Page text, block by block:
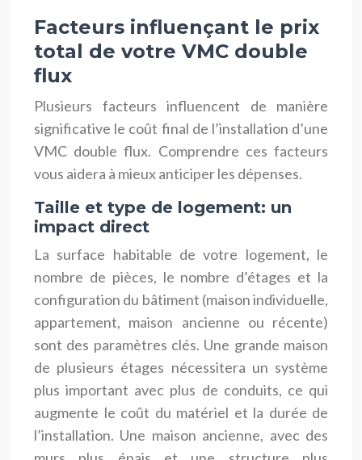
Facteurs influençant le prix
total de votre VMC double
flux
Plusieurs facteurs influencent de manière
significative le coût final de l’installation d’une
VMC double flux. Comprendre ces facteurs
vous aidera à mieux anticiper les dépenses.
Taille et type de logement: un
impact direct
La surface habitable de votre logement, le
nombre de pièces, le nombre d’étages et la
configuration du bâtiment (maison individuelle,
appartement, maison ancienne ou récente)
sont des paramètres clés. Une grande maison
de plusieurs étages nécessitera un système
plus important avec plus de conduits, ce qui
augmente le coût du matériel et la durée de
l’installation. Une maison ancienne, avec des